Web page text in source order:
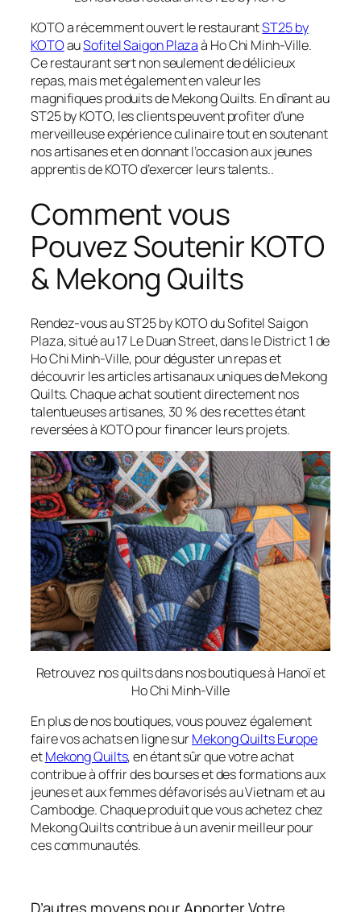
KOTO a récemment ouvert le restaurantST25 by
KOTOauSofitel Saigon Plazaà Ho Chi Minh-Ville.
Ce restaurant sert non seulement de délicieux
repas, mais met également en valeur les
magnifiques produits de Mekong Quilts. En dînant au
ST25 by KOTO, les clients peuvent profiter d’une
merveilleuse expérience culinaire tout en soutenant
nos artisanes et en donnant l’occasion aux jeunes
apprentis de KOTO d’exercer leurs talents..
Comment vous
Pouvez Soutenir KOTO
& Mekong Quilts
Rendez-vous au ST25 by KOTO du Sofitel Saigon
Plaza, situé au 17 Le Duan Street, dans le District 1 de
Ho Chi Minh-Ville, pour déguster un repas et
découvrir les articles artisanaux uniques de Mekong
Quilts. Chaque achat soutient directement nos
talentueuses artisanes, 30 % des recettes étant
reversées à KOTO pour financer leurs projets.
Retrouvez nos quilts dans nos boutiques à Hanoï et
Ho Chi Minh-Ville
En plus de nos boutiques, vous pouvez également
faire vos achats en ligne surMekong Quilts Europe
etMekong Quilts, en étant sûr que votre achat
contribue à offrir des bourses et des formations aux
jeunes et aux femmes défavorisés au Vietnam et au
Cambodge. Chaque produit que vous achetez chez
Mekong Quilts contribue à un avenir meilleur pour
ces communautés.